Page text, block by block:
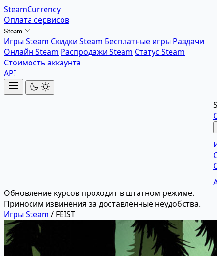
SteamCurrency
Оплата сервисов
Steam
Игры Steam Скидки Steam Бесплатные игры Раздачи
Онлайн Steam Распродажи Steam Статус Steam
Стоимость аккаунта
API
Обновление курсов проходит в штатном режиме.
Приносим извинения за доставленные неудобства.
Игры Steam / FEIST